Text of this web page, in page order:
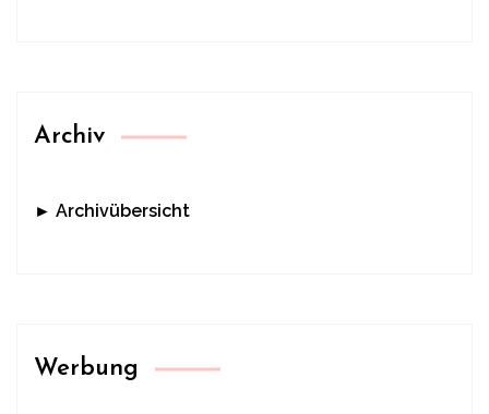
Archiv
► Archivübersicht
Werbung